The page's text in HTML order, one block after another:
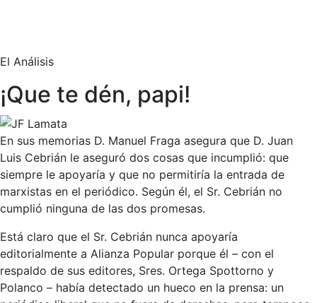
El Análisis
¡Que te dén, papi!
En sus memorias D. Manuel Fraga asegura que D. Juan
Luis Cebrián le aseguró dos cosas que incumplió: que
siempre le apoyaría y que no permitiría la entrada de
marxistas en el periódico. Según él, el Sr. Cebrián no
cumplió ninguna de las dos promesas.
Está claro que el Sr. Cebrián nunca apoyaría
editorialmente a Alianza Popular porque él – con el
respaldo de sus editores, Sres. Ortega Spottorno y
Polanco – había detectado un hueco en la prensa: un